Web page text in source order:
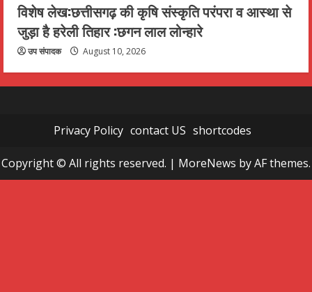
विशेष लेख:छत्तीसगढ़ की कृषि संस्कृति परंपरा व आस्था से
जुड़ा है हरेली तिहार :छगन लाल लोन्हारे
उप संपादक August 10, 2026
Privacy Policy contact US shortcodes
Copyright © All rights reserved. | MoreNews by AF themes.